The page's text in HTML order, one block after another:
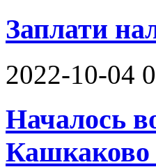
Заплати
2022-10-04
Началось